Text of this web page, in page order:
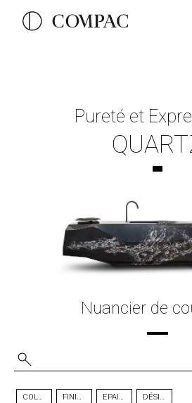
Pureté et
Nuancier de
COLORIS FINITION EPAISSEUR DÉSIGN